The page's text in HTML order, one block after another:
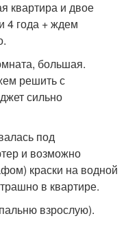
квартира и двое
4 года + ждем
большая.
решить с
сильно
под
и возможно
краски на водной
в квартире.
взрослую).